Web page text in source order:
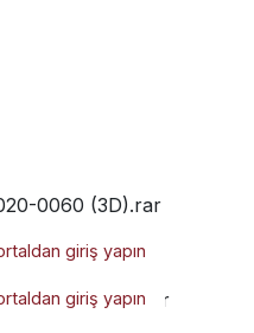
0060 (3D).rar
giriş yapın
0040 (3D).rar
giriş yapın
0080 (3D).rar